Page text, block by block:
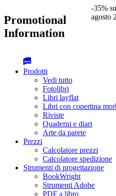
Promotional
Information
-35%
agosto
Prodotti
Vedi tutto
Fotolibri
Libri layflat
Libri con copertina
Riviste
Quaderni e diari
Arte da parete
Prezzi
Calcolatore prezzi
Calcolatore spedizione
Strumenti di progettazione
BookWright
Strumenti Adobe
PDF a libro